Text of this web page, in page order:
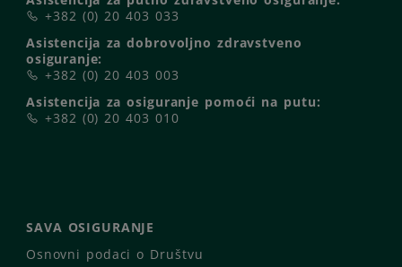
+382 (0) 20 403 033
Asistencija za dobrovoljno zdravstveno
osiguranje:
+382 (0) 20 403 003
Asistencija za osiguranje pomoći na putu:
+382 (0) 20 403 010
SAVA OSIGURANJE
Osnovni podaci o Društvu